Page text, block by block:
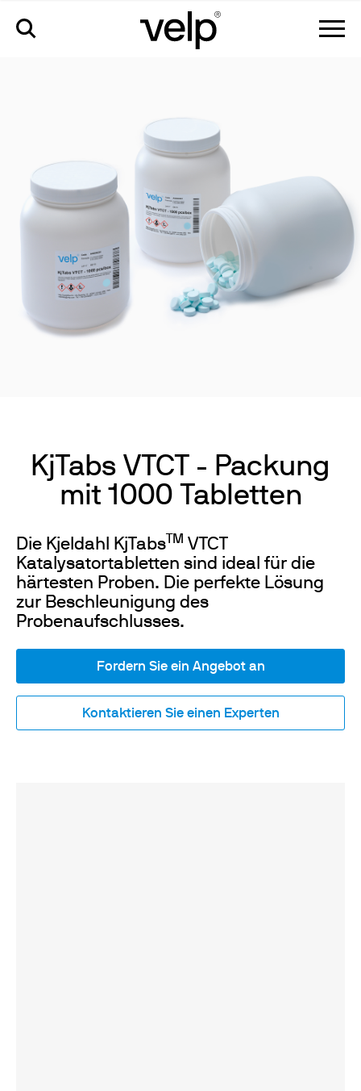
KjTabs VTCT - Packung
mit 1000 Tabletten
Die Kjeldahl KjTabs TM VTCT
Katalysatortabletten sind ideal für die
härtesten Proben. Die perfekte Lösung
zur Beschleunigung des
Probenaufschlusses.
Fordern Sie ein Angebot an
Kontaktieren Sie einen Experten